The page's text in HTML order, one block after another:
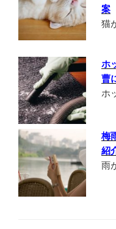
案
猫
ホ
曹
ホ
梅
紹
雨